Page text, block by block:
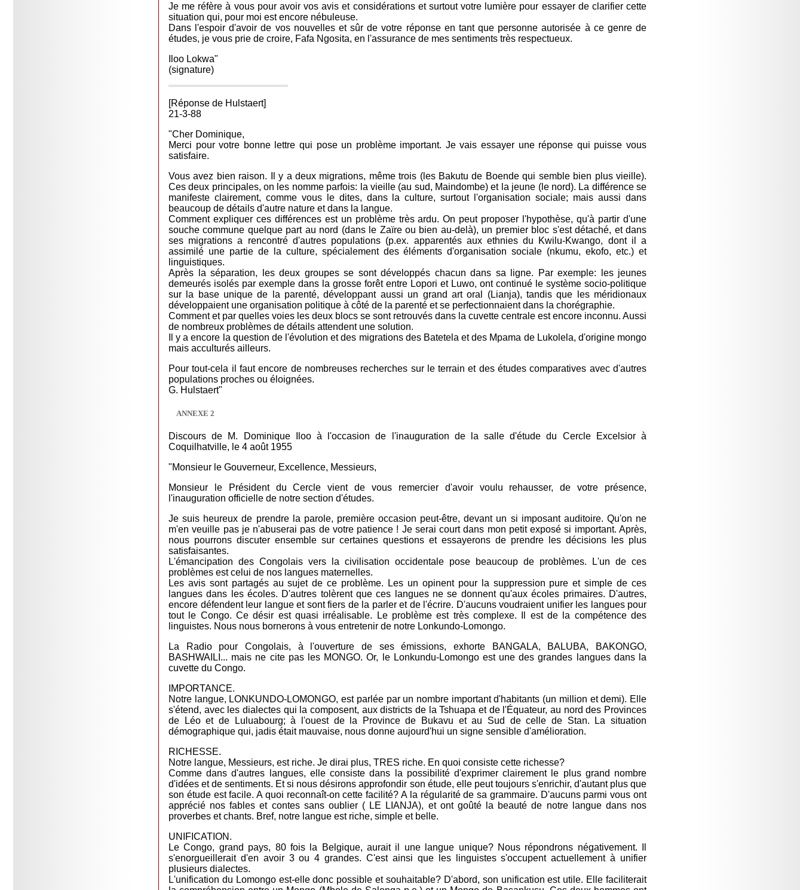
Je me réfère à vous pour avoir vos avis et considérations et surtout votre lumière pour essayer de clarifier cette
situation qui, pour moi est encore nébuleuse.
Dans l'espoir d'avoir de vos nouvelles et sûr de votre réponse en tant que personne autorisée à ce genre de
études, je vous prie de croire, Fafa Ngosita, en l'assurance de mes sentiments très respectueux.
Iloo Lokwa"
(signature)
[Réponse de Hulstaert]
21-3-88
"Cher Dominique,
Merci pour votre bonne lettre qui pose un problème important. Je vais essayer une réponse qui puisse vous
satisfaire.
Vous avez bien raison. Il y a deux migrations, même trois (les Bakutu de Boende qui semble bien plus vieille).
Ces deux principales, on les nomme parfois: la vieille (au sud, Maindombe) et la jeune (le nord). La différence se
manifeste clairement, comme vous le dites, dans la culture, surtout l'organisation sociale; mais aussi dans
beaucoup de détails d'autre nature et dans la langue.
Comment expliquer ces différences est un problème très ardu. On peut proposer l'hypothèse, qu'à partir d'une
souche commune quelque part au nord (dans le Zaïre ou bien au-delà), un premier bloc s'est détaché, et dans
ses migrations a rencontré d'autres populations (p.ex. apparentés aux ethnies du Kwilu-Kwango, dont il a
assimilé une partie de la culture, spécialement des éléments d'organisation sociale (nkumu, ekofo, etc.) et
linguistiques.
Après la séparation, les deux groupes se sont développés chacun dans sa ligne. Par exemple: les jeunes
demeurés isolés par exemple dans la grosse forêt entre Lopori et Luwo, ont continué le système socio-politique
sur la base unique de la parenté, développant aussi un grand art oral (Lianja), tandis que les méridionaux
développaient une organisation politique à côté de la parenté et se perfectionnaient dans la chorégraphie.
Comment et par quelles voies les deux blocs se sont retrouvés dans la cuvette centrale est encore inconnu. Aussi
de nombreux problèmes de détails attendent une solution.
Il y a encore la question de l'évolution et des migrations des Batetela et des Mpama de Lukolela, d'origine mongo
mais acculturés ailleurs.
Pour tout-cela il faut encore de nombreuses recherches sur le terrain et des études comparatives avec d'autres
populations proches ou éloignées.
G. Hulstaert"
ANNEXE 2
Discours de M. Dominique Iloo à l'occasion de l'inauguration de la salle d'étude du Cercle Excelsior à
Coquilhatville, le 4 août 1955
"Monsieur le Gouverneur, Excellence, Messieurs,
Monsieur le Président du Cercle vient de vous remercier d'avoir voulu rehausser, de votre présence,
l'inauguration officielle de notre section d'études.
Je suis heureux de prendre la parole, première occasion peut-être, devant un si imposant auditoire. Qu'on ne
m'en veuille pas je n'abuserai pas de votre patience ! Je serai court dans mon petit exposé si important. Après,
nous pourrons discuter ensemble sur certaines questions et essayerons de prendre les décisions les plus
satisfaisantes.
L'émancipation des Congolais vers la civilisation occidentale pose beaucoup de problèmes. L'un de ces
problèmes est celui de nos langues maternelles.
Les avis sont partagés au sujet de ce problème. Les un opinent pour la suppression pure et simple de ces
langues dans les écoles. D'autres tolèrent que ces langues ne se donnent qu'aux écoles primaires. D'autres,
encore défendent leur langue et sont fiers de la parler et de l'écrire. D'aucuns voudraient unifier les langues pour
tout le Congo. Ce désir est quasi irréalisable. Le problème est très complexe. Il est de la compétence des
linguistes. Nous nous bornerons à vous entretenir de notre Lonkundo-Lomongo.
La Radio pour Congolais, à l'ouverture de ses émissions, exhorte BANGALA, BALUBA, BAKONGO,
BASHWAILI... mais ne cite pas les MONGO. Or, le Lonkundu-Lomongo est une des grandes langues dans la
cuvette du Congo.
IMPORTANCE.
Notre langue, LONKUNDO-LOMONGO, est parlée par un nombre important d'habitants (un million et demi). Elle
s'étend, avec les dialectes qui la composent, aux districts de la Tshuapa et de l'Équateur, au nord des Provinces
de Léo et de Luluabourg; à l'ouest de la Province de Bukavu et au Sud de celle de Stan. La situation
démographique qui, jadis était mauvaise, nous donne aujourd'hui un signe sensible d'amélioration.
RICHESSE.
Notre langue, Messieurs, est riche. Je dirai plus, TRES riche. En quoi consiste cette richesse?
Comme dans d'autres langues, elle consiste dans la possibilité d'exprimer clairement le plus grand nombre
d'idées et de sentiments. Et si nous désirons approfondir son étude, elle peut toujours s'enrichir, d'autant plus que
son étude est facile. A quoi reconnaît-on cette facilité? A la régularité de sa grammaire. D'aucuns parmi vous ont
apprécié nos fables et contes sans oublier ( LE LIANJA), et ont goûté la beauté de notre langue dans nos
proverbes et chants. Bref, notre langue est riche, simple et belle.
UNIFICATION.
Le Congo, grand pays, 80 fois la Belgique, aurait il une langue unique? Nous répondrons négativement. Il
s'enorgueillerait d'en avoir 3 ou 4 grandes. C'est ainsi que les linguistes s'occupent actuellement à unifier
plusieurs dialectes.
L'unification du Lomongo est-elle donc possible et souhaitable? D'abord, son unification est utile. Elle faciliterait